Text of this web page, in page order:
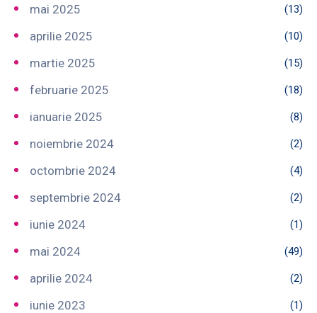
mai 2025 (13)
aprilie 2025 (10)
martie 2025 (15)
februarie 2025 (18)
ianuarie 2025 (8)
noiembrie 2024 (2)
octombrie 2024 (4)
septembrie 2024 (2)
iunie 2024 (1)
mai 2024 (49)
aprilie 2024 (2)
iunie 2023 (1)